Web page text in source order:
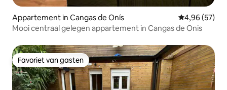
Appartement in Cangas de Onís Gemiddelde
4,96 (57)
Mooi centraal gelegen appartement in Cangas de Onis
Favoriet van gasten
Favoriet van gasten